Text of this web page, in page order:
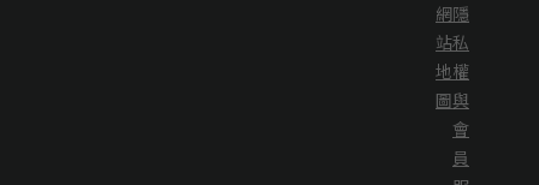
網
站
地
圖
隱
私
權
與
會
員